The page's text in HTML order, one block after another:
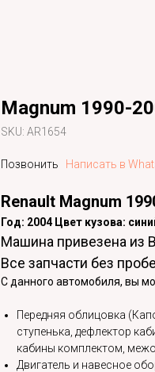
Magnum 1990-
SKU: AR1654
Позвонить Написать в
Renault Magnum
Год: 2004 Цвет кузова:
Машина привезена из
Все запчасти без
С данного автомобиля, вы
Передняя облицовка
ступенька, дефлектор
кабины комплектом,
Двигатель и навесное